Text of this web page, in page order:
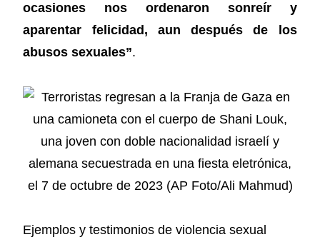
ocasiones nos ordenaron sonreír y
aparentar felicidad, aun después de los
abusos sexuales”.
Ejemplos y testimonios de violencia sexual